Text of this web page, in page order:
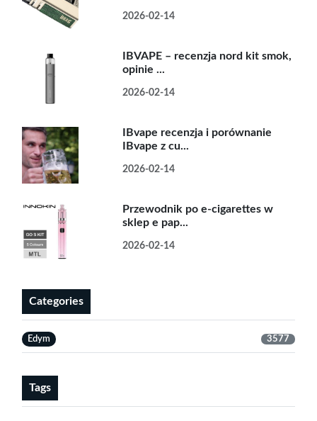
2026-02-14
IBVAPE – recenzja nord kit smok,
opinie ...
2026-02-14
IBvape recenzja i porównanie
IBvape z cu...
2026-02-14
Przewodnik po e-cigarettes w
sklep e pap...
2026-02-14
Categories
Edym 3577
Tags